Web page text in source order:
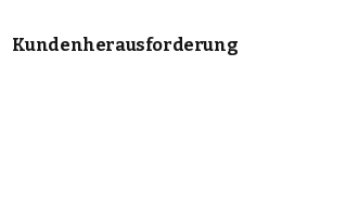
Kundenherausforderung